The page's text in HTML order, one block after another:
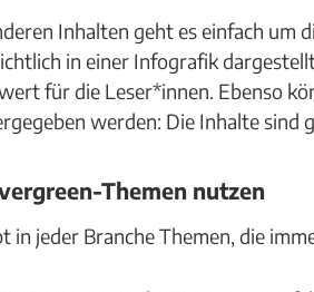
Inhalten geht es einfach um
in einer Infografik
für die Leser*innen. Ebenso
werden: Die Inhalte sind
Themen nutzen
in jeder Branche Themen, die